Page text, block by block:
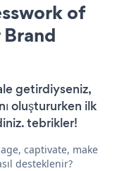
of
getirdiyseniz,
oluştururken ilk
tebrikler!
captivate, make
desteklenir?